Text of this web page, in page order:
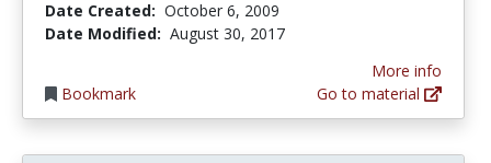
Date Created: October 6, 2009
Date Modified: August 30, 2017
Bookmark
More info
Go to material